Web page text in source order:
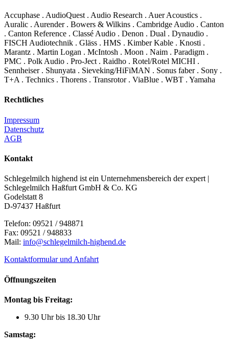
Accuphase . AudioQuest . Audio Research . Auer Acoustics .
Auralic . Aurender . Bowers & Wilkins . Cambridge Audio . Canton
. Canton Reference . Classé Audio . Denon . Dual . Dynaudio .
FISCH Audiotechnik . Gläss . HMS . Kimber Kable . Knosti .
Marantz . Martin Logan . McIntosh . Moon . Naim . Paradigm .
PMC . Polk Audio . Pro-Ject . Raidho . Rotel/Rotel MICHI .
Sennheiser . Shunyata . Sieveking/HiFiMAN . Sonus faber . Sony .
T+A . Technics . Thorens . Transrotor . ViaBlue . WBT . Yamaha
Rechtliches
Impressum
Datenschutz
AGB
Kontakt
Schlegelmilch highend ist ein Unternehmensbereich der expert |
Schlegelmilch Haßfurt GmbH & Co. KG
Godelstatt 8
D-97437 Haßfurt
Telefon: 09521 / 948871
Fax: 09521 / 948833
Mail: info@schlegelmilch-highend.de
Kontaktformular und Anfahrt
Öffnungszeiten
Montag bis Freitag:
9.30 Uhr bis 18.30 Uhr
Samstag: